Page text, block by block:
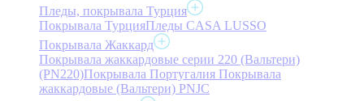
Пледы, покрывала Турция
Покрывала ТурцияПледы CASA LUSSO
Покрывала Жаккард
Покрывала жаккардовые серии 220 (Вальтери)
(PN220)Покрывала Португалия Покрывала
жаккардовые (Вальтери) PNJC